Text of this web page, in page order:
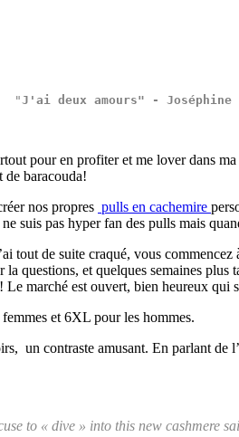
"J'ai deux amours" - Joséphine
pour en profiter et me lover dans
de baracouda!
nos propres pulls en cachemire
suis pas hyper fan des pulls mais
tout de suite craqué, vous
questions, et quelques semaines
marché est ouvert, bien heureux qui
et 6XL pour les hommes.
un contraste amusant. En parlant de
to « dive » into this new